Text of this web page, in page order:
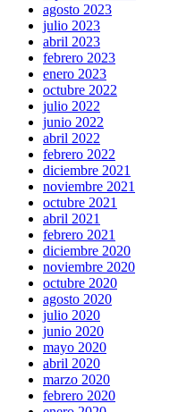
agosto 2023
julio 2023
abril 2023
febrero 2023
enero 2023
octubre 2022
julio 2022
junio 2022
abril 2022
febrero 2022
diciembre 2021
noviembre 2021
octubre 2021
abril 2021
febrero 2021
diciembre 2020
noviembre 2020
octubre 2020
agosto 2020
julio 2020
junio 2020
mayo 2020
abril 2020
marzo 2020
febrero 2020